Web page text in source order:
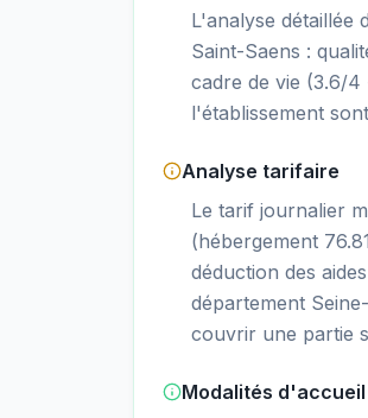
L'analyse détaillée
Saint-Saens :
cadre de vie (3.6/
l'établissement
Analyse tarifaire
Le tarif journalier
(hébergement
déduction des
département
couvrir une partie
Modalités d'accueil